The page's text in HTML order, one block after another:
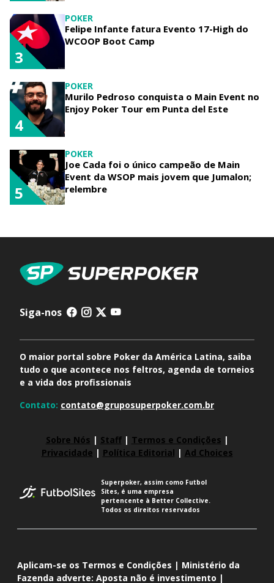
POKER
Felipe Infante fatura Evento 17-High do
WCOOP Boot Camp
3
POKER
Murilo Pedroso conquista o Main Event no
Enjoy Poker Tour em Punta del Este
4
POKER
Joe Cada foi o único campeão de Main
Event da WSOP mais jovem que Jumalon;
relembre
5
Siga-nos
O maior portal sobre Poker da América Latina, saiba
tudo o que acontece nos feltros, agenda de torneios
e a vida dos profissionais
Contato: contato@gruposuperpoker.com.br
Sobre Nós | Staff| Termos e Condições |
Privacidade | Política Editorial | Ad Choices
Superpoker, assim como Futbol
Sites, é uma empresa
pertencente à Better Collective.
Todos os direitos reservados
Aplicam-se os Termos e Condições | Ministério da
Fazenda adverte: Aposta não é investimento |